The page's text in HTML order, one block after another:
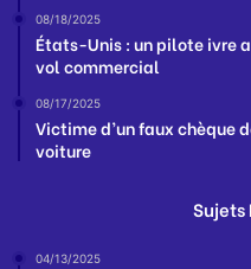
08/18/2025
États-Unis : un pilote ivre
vol commercial
08/17/2025
Victime d’un faux chèque
voiture
Sujets
04/13/2025